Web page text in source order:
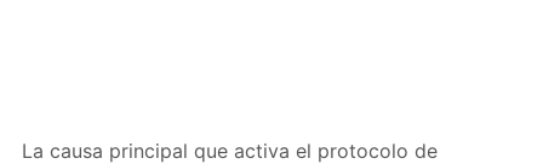
La causa principal que activa el protocolo de